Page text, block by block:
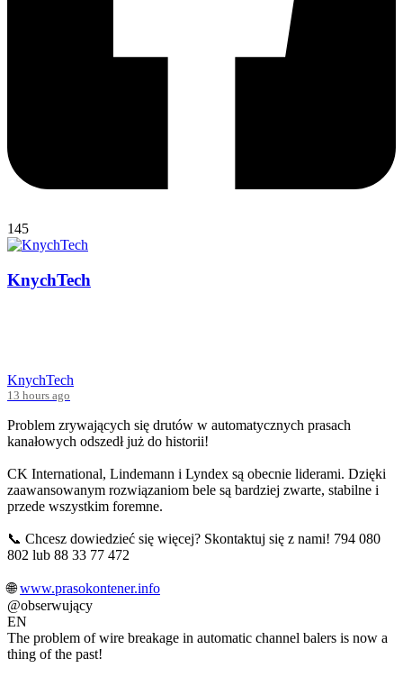
145
KnychTech
KnychTech
13 hours ago
Problem zrywających się drutów w automatycznych prasach
kanałowych odszedł już do historii!
CK International, Lindemann i Lyndex są obecnie liderami. Dzięki
zaawansowanym rozwiązaniom bele są bardziej zwarte, stabilne i
przede wszystkim foremne.
📞 Chcesz dowiedzieć się więcej? Skontaktuj się z nami! 794 080
802 lub 88 33 77 472
🌐www.prasokontener.info
@obserwujący
EN
The problem of wire breakage in automatic channel balers is now a
thing of the past!